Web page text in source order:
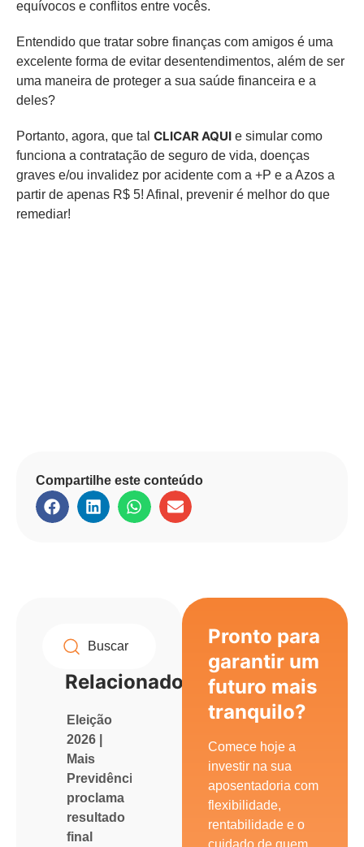
equívocos e conflitos entre vocês.
Entendido que tratar sobre finanças com amigos é uma
excelente forma de evitar desentendimentos, além de ser
uma maneira de proteger a sua saúde financeira e a
deles?
Portanto, agora, que tal CLICAR AQUI e simular como
funciona a contratação de seguro de vida, doenças
graves e/ou invalidez por acidente com a +P e a Azos a
partir de apenas R$ 5! Afinal, prevenir é melhor do que
remediar!
Compartilhe este conteúdo
Relacionados
Eleição
2026 |
Mais
Previdência
proclama
resultado
final
Pronto para
garantir um
futuro mais
tranquilo?
Comece hoje a
investir na sua
aposentadoria com
flexibilidade,
rentabilidade e o
cuidado de quem